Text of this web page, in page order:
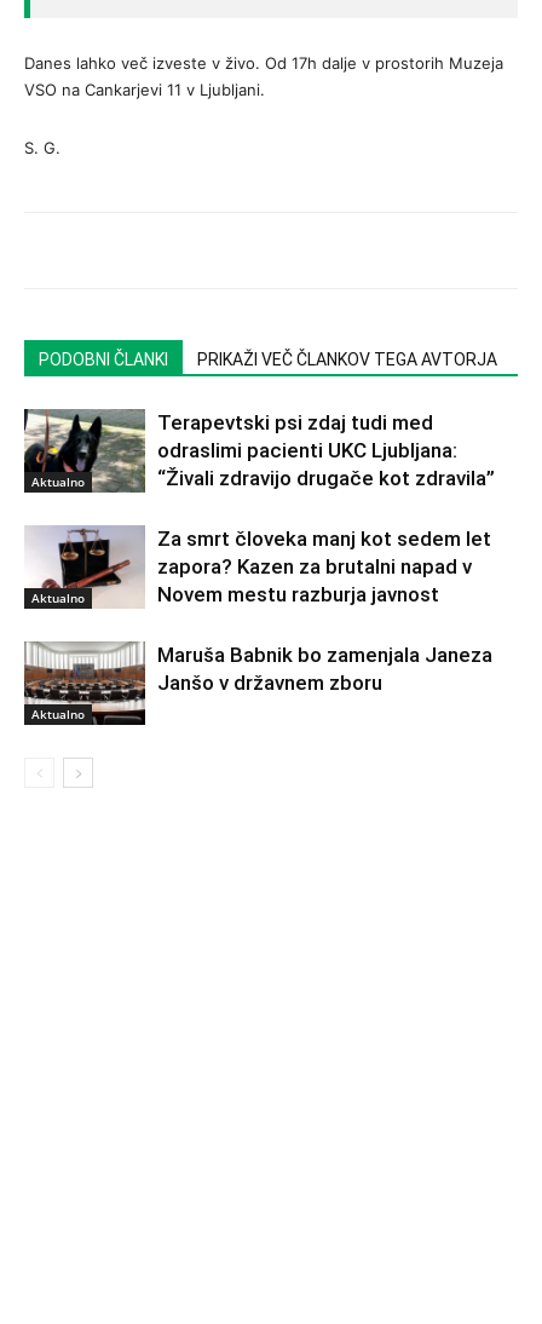
Danes lahko več izveste v živo. Od 17h dalje v prostorih Muzeja
VSO na Cankarjevi 11 v Ljubljani.
S. G.
PODOBNI ČLANKI PRIKAŽI VEČ ČLANKOV TEGA AVTORJA
Aktualno
Terapevtski psi zdaj tudi med
odraslimi pacienti UKC Ljubljana:
“Živali zdravijo drugače kot zdravila”
Aktualno
Za smrt človeka manj kot sedem let
zapora? Kazen za brutalni napad v
Novem mestu razburja javnost
Aktualno
Maruša Babnik bo zamenjala Janeza
Janšo v državnem zboru